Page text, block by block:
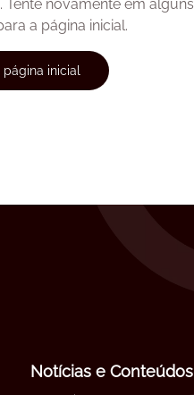
novamente em alguns
a página inicial.
inicial
Notícias e Conteúdos